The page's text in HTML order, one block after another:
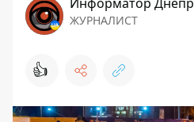
ЖУРНАЛИСТ
👍